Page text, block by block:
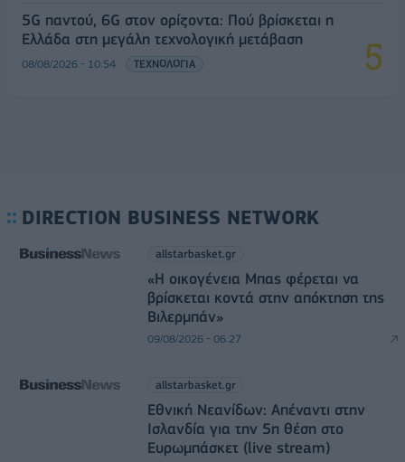
5G παντού, 6G στον ορίζοντα: Πού βρίσκεται η
Ελλάδα στη μεγάλη τεχνολογική μετάβαση
08/08/2026 - 10:54 ΤΕΧΝΟΛΟΓΙΑ
DIRECTION BUSINESS NETWORK
allstarbasket.gr
«Η οικογένεια Μπας φέρεται να
βρίσκεται κοντά στην απόκτηση της
Βιλερμπάν»
09/08/2026 - 06:27
allstarbasket.gr
Εθνική Νεανίδων: Απέναντι στην
Ισλανδία για την 5η θέση στο
Ευρωμπάσκετ (live stream)